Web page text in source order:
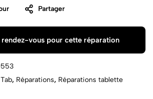
Partager
rendez-vous pour cette réparation
, Réparations, Réparations tablette